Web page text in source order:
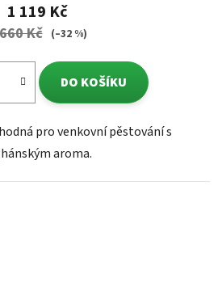
1 119 Kč
Kč (–32 %)
DO KOŠÍKU
pro venkovní pěstování s
aroma.